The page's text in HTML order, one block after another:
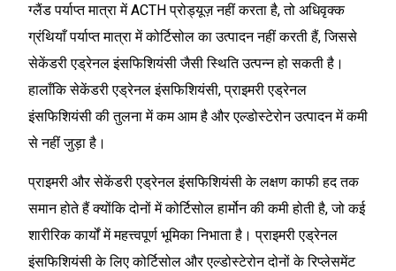
ग्लैंड पर्याप्त मात्रा में ACTH प्रोड्यूज़ नहीं करता है, तो अधिवृक्क
ग्रंथियाँ पर्याप्त मात्रा में कोर्टिसोल का उत्पादन नहीं करती हैं, जिससे
सेकेंडरी एड्रेनल इंसफिशियंसी जैसी स्थिति उत्पन्न हो सकती है।
हालाँकि सेकेंडरी एड्रेनल इंसफिशियंसी, प्राइमरी एड्रेनल
इंसफिशियंसी की तुलना में कम आम है और एल्डोस्टेरोन उत्पादन में कमी
से नहीं जुड़ा है।
प्राइमरी और सेकेंडरी एड्रेनल इंसफिशियंसी के लक्षण काफी हद तक
समान होते हैं क्योंकि दोनों में कोर्टिसोल हार्मोन की कमी होती है, जो कई
शारीरिक कार्यों में महत्त्वपूर्ण भूमिका निभाता है। प्राइमरी एड्रेनल
इंसफिशियंसी के लिए कोर्टिसोल और एल्डोस्टेरोन दोनों के रिप्लेसमेंट